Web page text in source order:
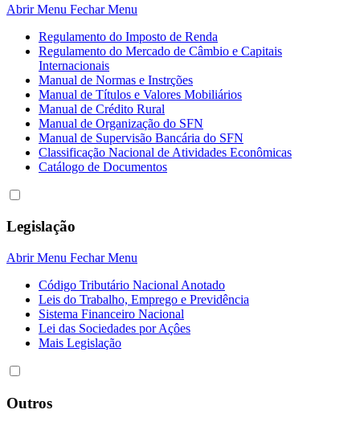
Abrir Menu Fechar Menu
Regulamento do Imposto de Renda
Regulamento do Mercado de Câmbio e Capitais
Internacionais
Manual de Normas e Instrções
Manual de Títulos e Valores Mobiliários
Manual de Crédito Rural
Manual de Organização do SFN
Manual de Supervisão Bancária do SFN
Classificação Nacional de Atividades Econômicas
Catálogo de Documentos
Legislação
Abrir Menu Fechar Menu
Código Tributário Nacional Anotado
Leis do Trabalho, Emprego e Previdência
Sistema Financeiro Nacional
Lei das Sociedades por Açôes
Mais Legislação
Outros